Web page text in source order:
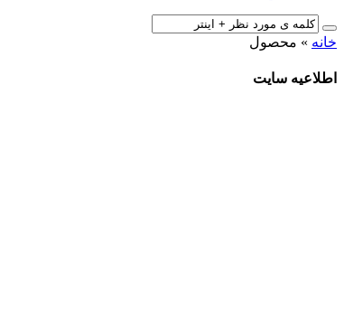
خانه » محصول
اطلاعیه سایت